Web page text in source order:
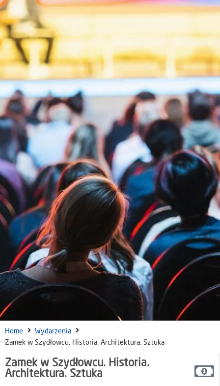
Home
Wydarzenia
Zamek w Szydłowcu. Historia. Architektura. Sztuka
Zamek w Szydłowcu. Historia.
Architektura. Sztuka